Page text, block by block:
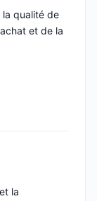
qualité de
et de la
la